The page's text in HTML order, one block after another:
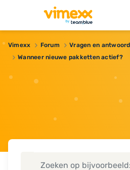
Vimexx Forum Vragen en
Wanneer nieuwe pakketten actief?